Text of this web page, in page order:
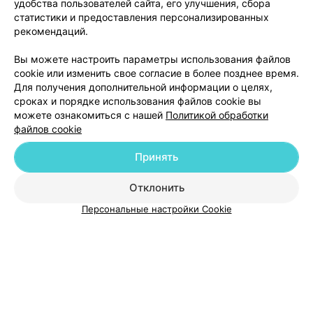
Добавить компанию
Добавить специалиста
Новости проекта
Размещение рекламы
Медицинский маркетинг
Публичный договор
удобства пользователей сайта, его улучшения, сбора
статистики и предоставления персонализированных
рекомендаций.
Вы можете настроить параметры использования файлов
cookie или изменить свое согласие в более позднее время.
Для получения дополнительной информации о целях,
сроках и порядке использования файлов cookie вы
можете ознакомиться с нашей Политикой обработки
файлов cookie
Отклонить
Принять
Персональные настройки Cookie